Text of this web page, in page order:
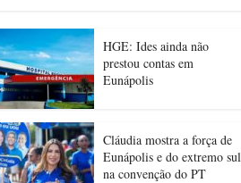
HGE: Ides ainda não
prestou contas em
Eunápolis
Cláudia mostra a força de
Eunápolis e do extremo sul
na convenção do PT